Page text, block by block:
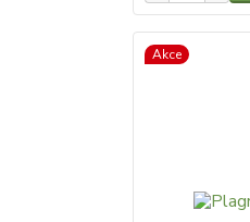
Akce